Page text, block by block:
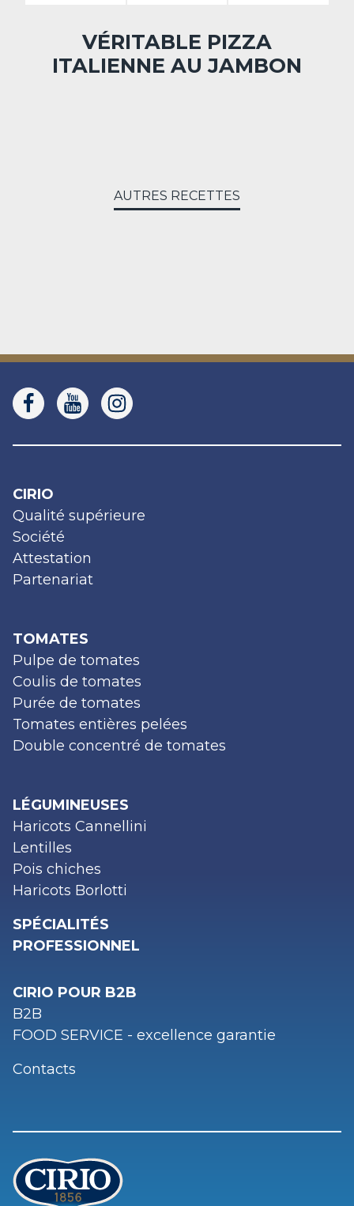
VÉRITABLE PIZZA
ITALIENNE AU JAMBON
AUTRES RECETTES
CIRIO
Qualité supérieure
Société
Attestation
Partenariat
TOMATES
Pulpe de tomates
Coulis de tomates
Purée de tomates
Tomates entières pelées
Double concentré de tomates
LÉGUMINEUSES
Haricots Cannellini
Lentilles
Pois chiches
Haricots Borlotti
SPÉCIALITÉS
PROFESSIONNEL
CIRIO POUR B2B
B2B
FOOD SERVICE - excellence garantie
Contacts